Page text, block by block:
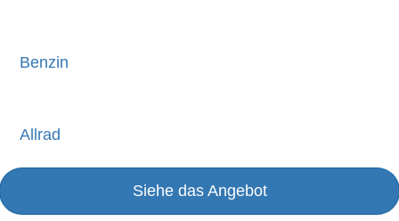
Benzin
Allrad
Siehe das Angebot